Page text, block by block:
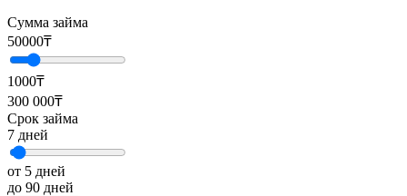
Сумма займа
50000₸
1000₸
300 000₸
Срок займа
7 дней
от 5 дней
до 90 дней